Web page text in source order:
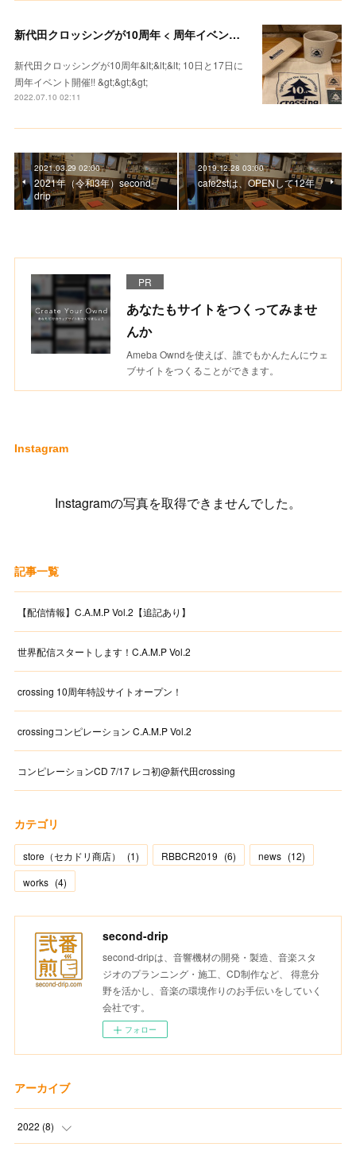
新代田クロッシングが10周年 < 周年イベント開催!! >
新代田クロッシングが10周年&lt;&lt;&lt; 10日と17日に
周年イベント開催!! &gt;&gt;&gt;
2022.07.10 02:11
2021.03.29 02:00
2021年（令和3年）second-
drip
2019.12.28 03:00
cafe2stは、OPENして12年
PR
あなたもサイトをつくってみませ
んか
Ameba Owndを使えば、誰でもかんたんにウェ
ブサイトをつくることができます。
Instagram
Instagramの写真を取得できませんでした。
記事一覧
【配信情報】C.A.M.P Vol.2【追記あり】
世界配信スタートします！C.A.M.P Vol.2
crossing 10周年特設サイトオープン！
crossingコンピレーション C.A.M.P Vol.2
コンピレーションCD 7/17 レコ初@新代田crossing
カテゴリ
store（セカドリ商店） (1) RBBCR2019 (6) news (12)
works (4)
second-drip
second-dripは、音響機材の開発・製造、音楽スタ
ジオのプランニング・施工、CD制作など、 得意分
野を活かし、音楽の環境作りのお手伝いをしていく
会社です。
フォロー
アーカイブ
2022 (8)